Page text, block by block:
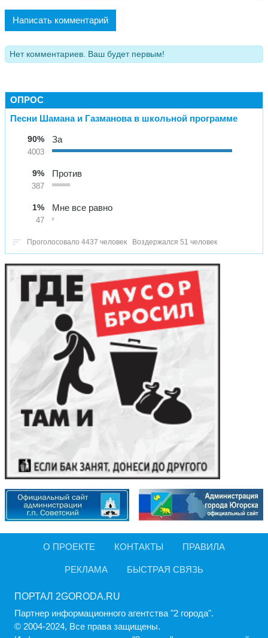
Написать комментарий
Нет комментариев. Ваш будет первым!
ОПРОС
Песни Шамана и Газманова в школьной программе
90%
4003
За
9%
387
Против
1%
47
Мне все равно
Проголосовало 4437 человек Воздержался 51 человек
О ПРОЕКТЕ КОНТАКТЫ ПРАВИЛА
РЕКЛАМА БЫСТРАЯ СВЯЗЬ
ПОРТАЛ 2GORODA.RU
Партнер информационного агентства "2 города".
© 2004-2024, Все права защищены.